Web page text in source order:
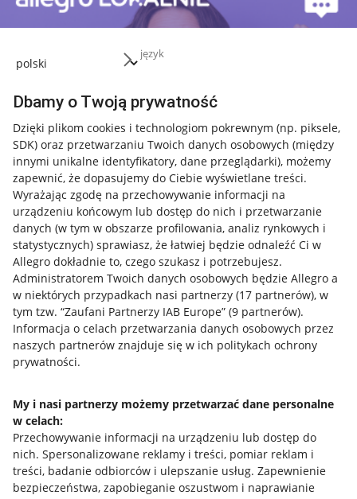
język
Dbamy o Twoją prywatność
Dzięki plikom cookies i technologiom pokrewnym (np. piksele,
SDK) oraz przetwarzaniu Twoich danych osobowych (między
innymi unikalne identyfikatory, dane przeglądarki), możemy
zapewnić, że dopasujemy do Ciebie wyświetlane treści.
Wyrażając zgodę na przechowywanie informacji na
urządzeniu końcowym lub dostęp do nich i przetwarzanie
danych (w tym w obszarze profilowania, analiz rynkowych i
statystycznych) sprawiasz, że łatwiej będzie odnaleźć Ci w
Allegro dokładnie to, czego szukasz i potrzebujesz.
Administratorem Twoich danych osobowych będzie Allegro a
w niektórych przypadkach nasi partnerzy (17 partnerów), w
tym tzw. “Zaufani Partnerzy IAB Europe” (9 partnerów).
Informacja o celach przetwarzania danych osobowych przez
naszych partnerów znajduje się w ich politykach ochrony
prywatności.
My i nasi partnerzy możemy przetwarzać dane personalne
w celach:
Przechowywanie informacji na urządzeniu lub dostęp do
nich. Spersonalizowane reklamy i treści, pomiar reklam i
treści, badanie odbiorców i ulepszanie usług. Zapewnienie
bezpieczeństwa, zapobieganie oszustwom i naprawianie
Przydatne informacje
Jak to działa
Napisz do nas
Allegro Gadane dla kupujących
Mapa miejscowości
Informacje prawne